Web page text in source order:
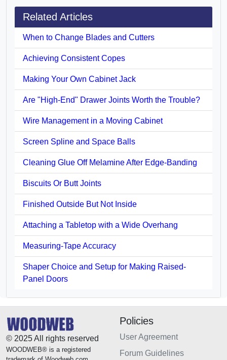
Related Articles
When to Change Blades and Cutters
Achieving Consistent Copes
Making Your Own Cabinet Jack
Are "High-End" Drawer Joints Worth the Trouble?
Wire Management in a Moving Cabinet
Screen Spline and Space Balls
Cleaning Glue Off Melamine After Edge-Banding
Biscuits Or Butt Joints
Finished Outside But Not Inside
Attaching a Tabletop with a Wide Overhang
Measuring-Tape Accuracy
Shaper Choice and Setup for Making Raised-
Panel Doors
© 2025 All rights reserved
WOODWEB® is a registered
Policies
User Agreement
Forum Guidelines